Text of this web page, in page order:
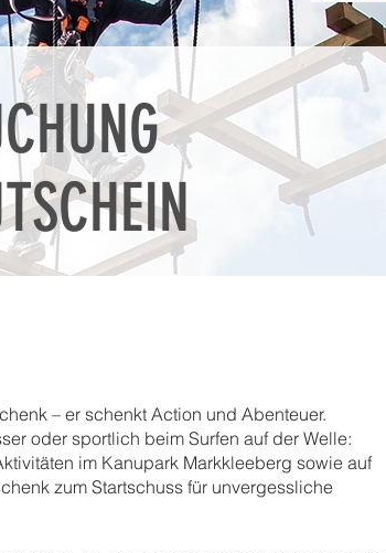
– er schenkt Action und Abenteuer.
oder sportlich beim Surfen auf der Welle:
im Kanupark Markkleeberg sowie auf
zum Startschuss für unvergessliche